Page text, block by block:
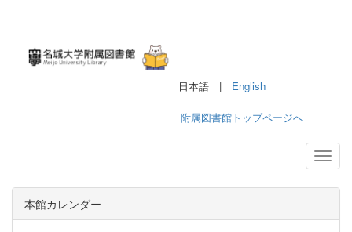
日本語 | English
附属図書館トップページへ
本館カレンダー